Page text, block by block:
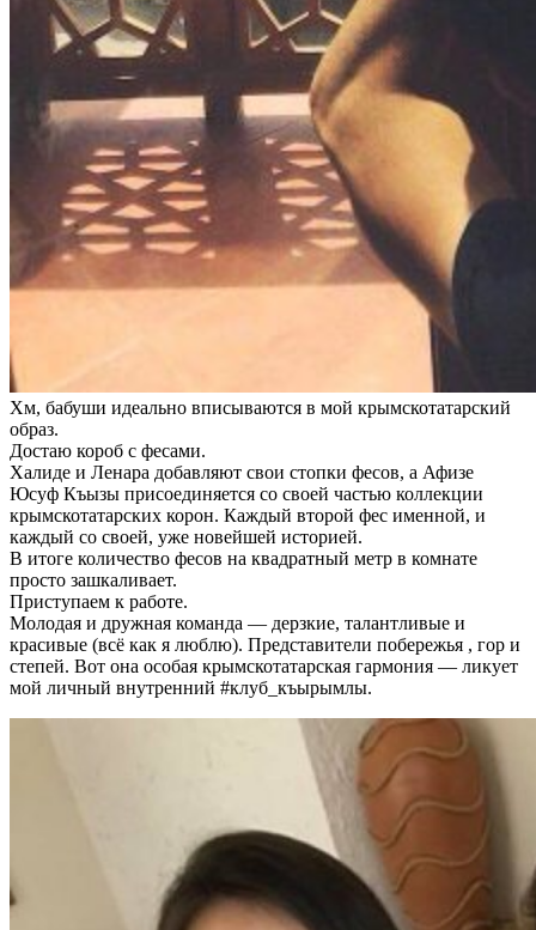
Хм, бабуши идеально вписываются в мой крымскотатарский
образ.
Достаю короб с фесами.
Халиде и Ленара добавляют свои стопки фесов, а Афизе
Юсуф Къызы присоединяется со своей частью коллекции
крымскотатарских корон. Каждый второй фес именной, и
каждый со своей, уже новейшей историей.
В итоге количество фесов на квадратный метр в комнате
просто зашкаливает.
Приступаем к работе.
Молодая и дружная команда — дерзкие, талантливые и
красивые (всё как я люблю). Представители побережья , гор и
степей. Вот она особая крымскотатарская гармония — ликует
мой личный внутренний #клуб_къырымлы.